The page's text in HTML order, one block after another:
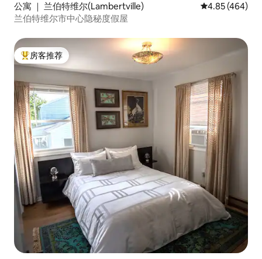
公寓 ｜ 兰伯特维尔(Lambertville) 平均评分 4.85
4.85 (464)
兰伯特维尔市中心隐秘度假屋
热门「房客推荐」
房客推荐